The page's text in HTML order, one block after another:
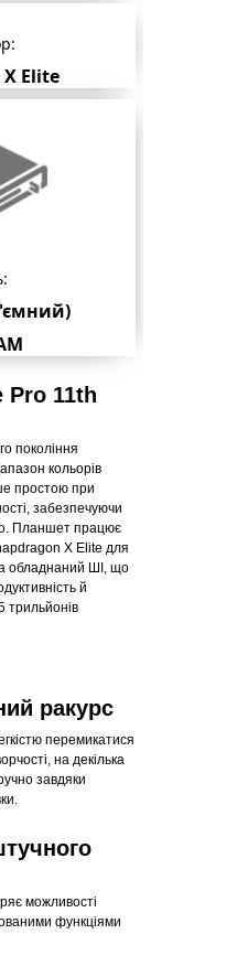
Elite
Pro 11th
покоління
кольорів
простою при
забезпечуючи
Планшет працює
X Elite для
обладнаний ШІ, що
й
трильйонів
ракурс
перемикатися
на декілька
завдяки
можливості
функціями